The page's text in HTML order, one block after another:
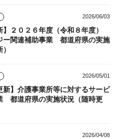
2026/06/03
】２０２６年度（令和８年度）
ー関連補助事業 都道府県の実施
2026/05/01
新】介護事業所等に対するサービ
都道府県の実施状況（随時更
2026/04/08